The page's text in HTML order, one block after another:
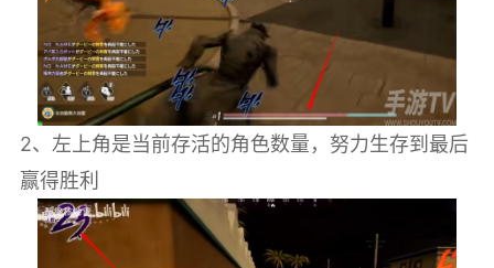
2、左上角是当前存活的角色数量，努力生存到最后
赢得胜利